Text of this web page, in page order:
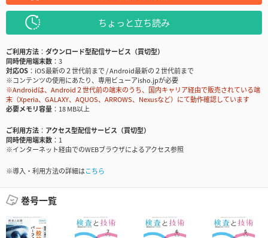
ちょっと立ち読み
ご利用方法
ダウンロード型配信サービス（買切型）
同時使用端末数
3
対応OS
iOS最新の２世代前まで / Android最新の２世代前まで
※コンテンツの使用にあたり、専用ビューアisho.jpが必要
※Androidは、Android２世代前の端末のうち、国内キャリア経由で販売されている端
末（Xperia、GALAXY、AQUOS、ARROWS、Nexusなど）にて動作確認しています
必要メモリ容量
18 MB以上
ご利用方法
アクセス型配信サービス（買切型）
同時使用端末数
1
※インターネット経由でのWEBブラウザによるアクセス参照
※導入・利用方法の詳細はこちら
巻号一覧